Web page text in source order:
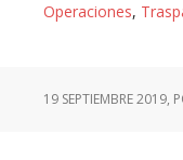
Operaciones,
19 SEPTIEMBRE 2019,